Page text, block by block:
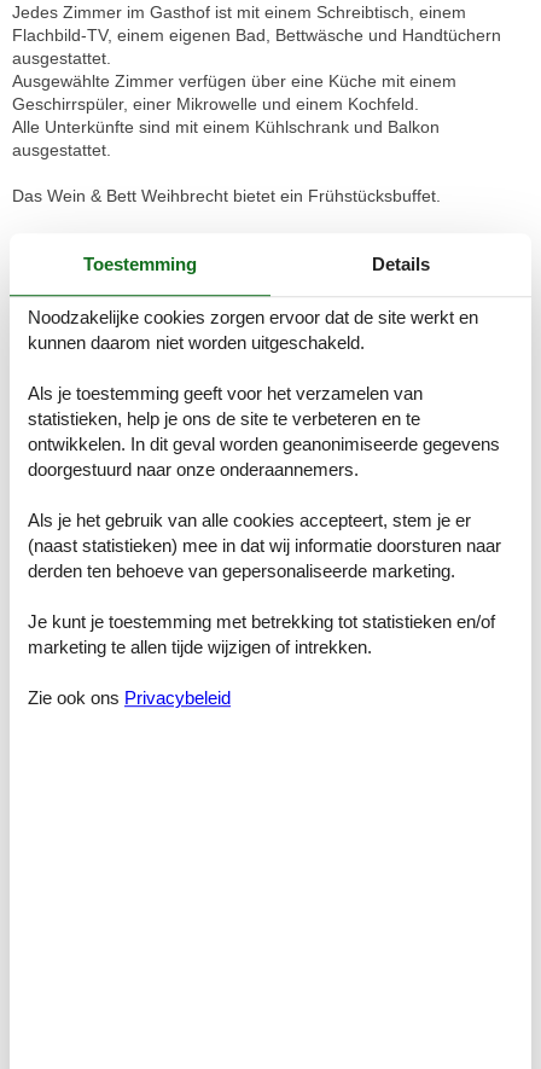
Jedes Zimmer im Gasthof ist mit einem Schreibtisch, einem
Flachbild-TV, einem eigenen Bad, Bettwäsche und Handtüchern
ausgestattet.
Ausgewählte Zimmer verfügen über eine Küche mit einem
Geschirrspüler, einer Mikrowelle und einem Kochfeld.
Alle Unterkünfte sind mit einem Kühlschrank und Balkon
ausgestattet.
Das Wein & Bett Weihbrecht bietet ein Frühstücksbuffet.
Kleiderbügeln, Flachbild-TV, Safe, Küchenzeile mit Kühlschrank
und Geschirrspülmaschine, Esstisch mit Sitzmöglichkeit,
kostenloses WLAN, Schreibtisch mit USB-Steckdose, bodengleiche
• Alle unsere Zimmer verfügen über große Balkone zur Südseite
• Größe: 45 m²
• Aufzug zum Zimmer
• Aufenthaltsraum für weinselige Stunden
Voorzieningen
Accommodatie faciliteiten
Bewust vermijden van verspilling
Toestemming Details
Noodzakelijke cookies zorgen ervoor dat de site werkt en
kunnen daarom niet worden uitgeschakeld.
Als je toestemming geeft voor het verzamelen van
statistieken, help je ons de site te verbeteren en te
ontwikkelen. In dit geval worden geanonimiseerde gegevens
doorgestuurd naar onze onderaannemers.
Als je het gebruik van alle cookies accepteert, stem je er
(naast statistieken) mee in dat wij informatie doorsturen naar
derden ten behoeve van gepersonaliseerde marketing.
Je kunt je toestemming met betrekking tot statistieken en/of
marketing te allen tijde wijzigen of intrekken.
Zie ook ons Privacybeleid